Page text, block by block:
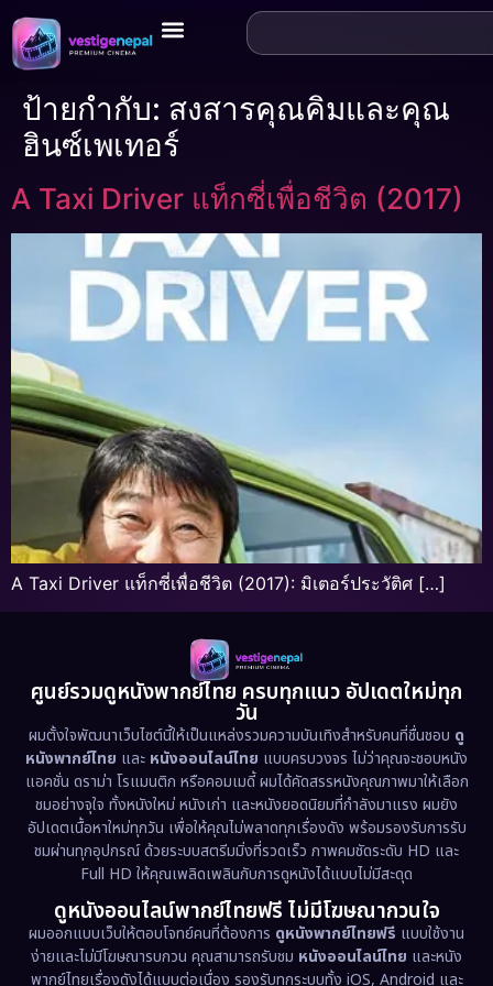
ป้ายกำกับ: สงสารคุณคิมและคุณ
ฮินซ์เพเทอร์
A Taxi Driver แท็กซี่เพื่อชีวิต (2017)
A Taxi Driver แท็กซี่เพื่อชีวิต (2017): มิเตอร์ประวัติศ […]
ศูนย์รวมดูหนังพากย์ไทย ครบทุกแนว อัปเดตใหม่ทุก
วัน
ผมตั้งใจพัฒนาเว็บไซต์นี้ให้เป็นแหล่งรวมความบันเทิงสำหรับคนที่ชื่นชอบ ดู
หนังพากย์ไทย และ หนังออนไลน์ไทย แบบครบวงจร ไม่ว่าคุณจะชอบหนัง
แอคชั่น ดราม่า โรแมนติก หรือคอมเมดี้ ผมได้คัดสรรหนังคุณภาพมาให้เลือก
ชมอย่างจุใจ ทั้งหนังใหม่ หนังเก่า และหนังยอดนิยมที่กำลังมาแรง ผมยัง
อัปเดตเนื้อหาใหม่ทุกวัน เพื่อให้คุณไม่พลาดทุกเรื่องดัง พร้อมรองรับการรับ
ชมผ่านทุกอุปกรณ์ ด้วยระบบสตรีมมิ่งที่รวดเร็ว ภาพคมชัดระดับ HD และ
Full HD ให้คุณเพลิดเพลินกับการดูหนังได้แบบไม่มีสะดุด
ดูหนังออนไลน์พากย์ไทยฟรี ไม่มีโฆษณากวนใจ
ผมออกแบบเว็บให้ตอบโจทย์คนที่ต้องการ ดูหนังพากย์ไทยฟรี แบบใช้งาน
ง่ายและไม่มีโฆษณารบกวน คุณสามารถรับชม หนังออนไลน์ไทย และหนัง
พากย์ไทยเรื่องดังได้แบบต่อเนื่อง รองรับทุกระบบทั้ง iOS, Android และ